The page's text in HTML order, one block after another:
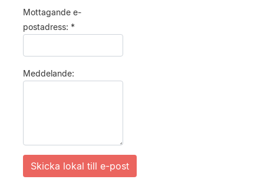
Mottagande e-
postadress: *
Meddelande: